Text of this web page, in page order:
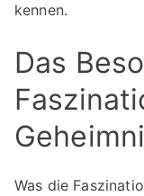
kennen.
Das
Was die